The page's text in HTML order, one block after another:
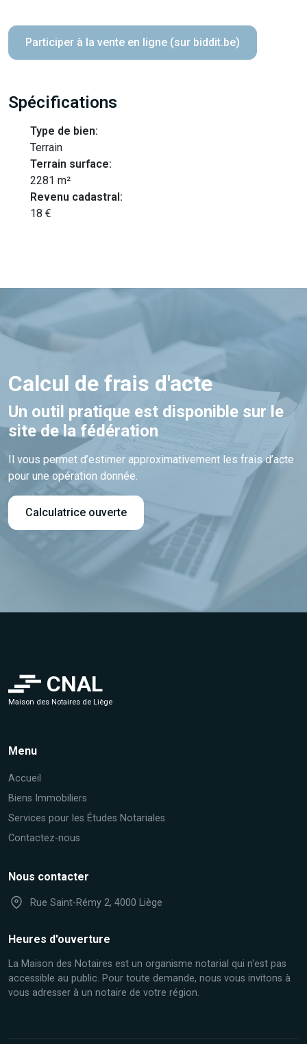
Participer à la vente en ligne (sur biddit.be)
Spécifications
Type de bien:
Terrain
Terrain surface:
2281 m²
Revenu cadastral:
18 €
Calcul de frais d'acte
Un outil pratique est disponible sur le
site de la fédération
Il vous permet d’estimer approximativement les frais d’acte
pour une opération donnée.
Calculatrice ouverte
CNAL
Maison des Notaires de Liège
Menu
Accueil
Biens Immobiliers
Services pour les Études Notariales
Contactez-nous
Nous contacter
Rue Saint-Rémy 2, 4000 Liège
Heures d'ouverture
La Maison des Notaires est un organisme notarial qui n'est pas
accessible au public. Pour toute demande, nous vous invitons à
vous adresser à un notaire de votre région.